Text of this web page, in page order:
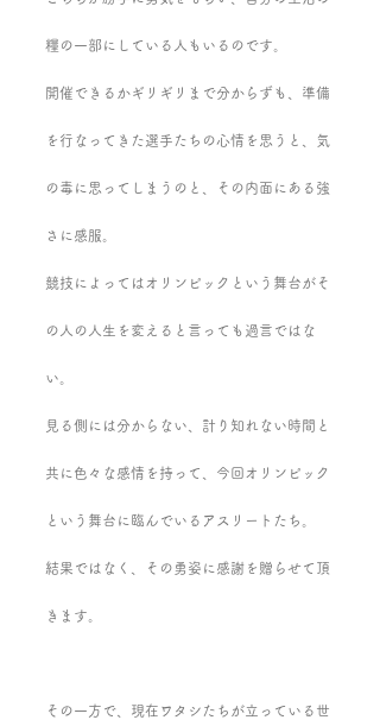
糧の一部にしている人もいるのです。
開催できるかギリギリまで分からずも、準備
を行なってきた選手たちの心情を思うと、気
の毒に思ってしまうのと、その内面にある強
さに感服。
競技によってはオリンピックという舞台がそ
の人の人生を変えると言っても過言ではな
い。
見る側には分からない、計り知れない時間と
共に色々な感情を持って、今回オリンピック
という舞台に臨んでいるアスリートたち。
結果ではなく、その勇姿に感謝を贈らせて頂
きます。
その一方で、現在ワタシたちが立っている世